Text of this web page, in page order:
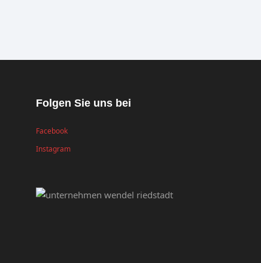
Folgen Sie uns bei
Facebook
Instagram